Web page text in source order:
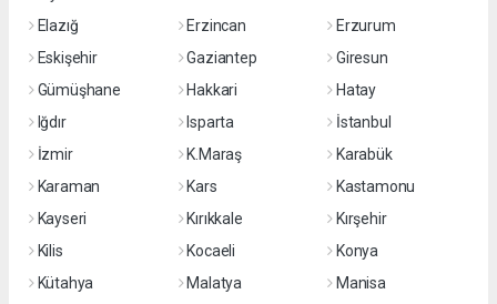
Elazığ
Erzincan
Erzurum
Eskişehir
Gaziantep
Giresun
Gümüşhane
Hakkari
Hatay
Iğdır
Isparta
İstanbul
İzmir
K.Maraş
Karabük
Karaman
Kars
Kastamonu
Kayseri
Kırıkkale
Kırşehir
Kilis
Kocaeli
Konya
Kütahya
Malatya
Manisa